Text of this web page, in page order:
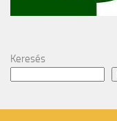
Keresés